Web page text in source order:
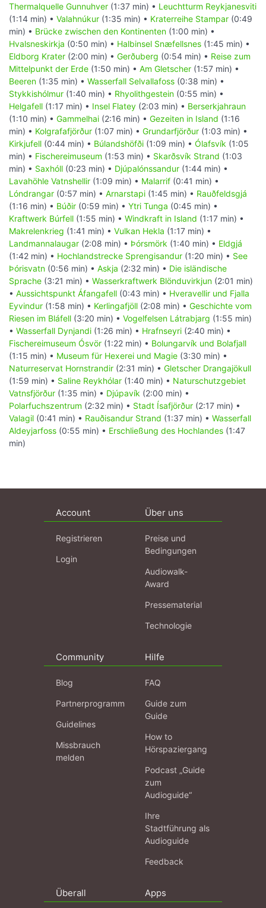
Thermalquelle Gunnuhver (1:37 min) • Leuchtturm Reykjanesviti
(1:14 min) • Valahnúkur (1:35 min) • Kraterreihe Stampar (0:49
min) • Brücke zwischen den Kontinenten (1:00 min) •
Hvalsneskirkja (0:50 min) • Halbinsel Snæfellsnes (1:45 min) •
Eldborg Krater (2:00 min) • Gerðuberg (0:54 min) • Reise zum
Mittelpunkt der Erde (1:50 min) • Am Gletscher (1:57 min) •
Beeren (1:35 min) • Wasserfall Selvallafoss (0:38 min) •
Stykkishólmur (1:40 min) • Rhyolithgestein (0:55 min) •
Helgafell (1:17 min) • Insel Flatey (2:03 min) • Berserkjahraun
(1:10 min) • Gammelhai (2:16 min) • Gezeiten in Island (1:16
min) • Kolgrafafjörður (1:07 min) • Grundarfjörður (1:03 min) •
Kirkjufell (0:44 min) • Búlandshöfði (1:09 min) • Ólafsvík (1:05
min) • Fischereimuseum (1:53 min) • Skarðsvík Strand (1:03
min) • Saxhóll (0:23 min) • Djúpalónssandur (1:44 min) •
Lavahöhle Vatnshellir (1:09 min) • Malarrif (0:41 min) •
Lóndrangar (0:57 min) • Arnarstapi (1:45 min) • Rauðfeldsgjá
(1:16 min) • Búðir (0:59 min) • Ytri Tunga (0:45 min) •
Kraftwerk Búrfell (1:55 min) • Windkraft in Island (1:17 min) •
Makrelenkrieg (1:41 min) • Vulkan Hekla (1:17 min) •
Landmannalaugar (2:08 min) • Þórsmörk (1:40 min) • Eldgjá
(1:42 min) • Hochlandstrecke Sprengisandur (1:20 min) • See
Þórisvatn (0:56 min) • Askja (2:32 min) • Die isländische
Sprache (3:21 min) • Wasserkraftwerk Blönduvirkjun (2:01 min)
• Aussichtspunkt Áfangafell (0:43 min) • Hveravellir und Fjalla
Eyvindur (1:58 min) • Kerlingafjöll (2:08 min) • Geschichte vom
Riesen im Bláfell (3:20 min) • Vogelfelsen Látrabjarg (1:55 min)
• Wasserfall Dynjandi (1:26 min) • Hrafnseyri (2:40 min) •
Fischereimuseum Ósvör (1:22 min) • Bolungarvík und Bolafjall
(1:15 min) • Museum für Hexerei und Magie (3:30 min) •
Naturreservat Hornstrandir (2:31 min) • Gletscher Drangajökull
(1:59 min) • Saline Reykhólar (1:40 min) • Naturschutzgebiet
Vatnsfjörður (1:35 min) • Djúpavík (2:00 min) •
Polarfuchszentrum (2:32 min) • Stadt Ísafjörður (2:17 min) •
Valagil (0:41 min) • Rauðisandur Strand (1:37 min) • Wasserfall
Aldeyjarfoss (0:55 min) • Erschließung des Hochlandes (1:47
min)
Account
Registrieren
Login
Über uns
Preise und
Bedingungen
Audiowalk-
Award
Pressematerial
Technologie
Community
Blog
Partnerprogramm
Guidelines
Missbrauch
melden
Hilfe
FAQ
Guide zum
Guide
How to
Hörspaziergang
Podcast „Guide
zum
Audioguide“
Ihre
Stadtführung als
Audioguide
Feedback
Überall Apps